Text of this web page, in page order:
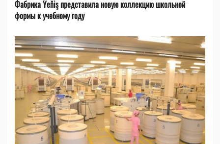
Фабрика Ýeňiş представила новую коллекцию школьной
формы к учебному году